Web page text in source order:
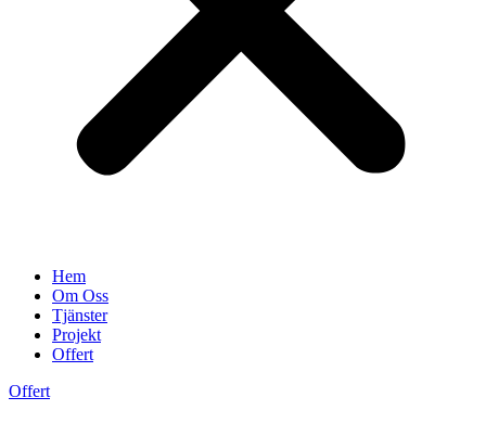
Hem
Om Oss
Tjänster
Projekt
Offert
Offert